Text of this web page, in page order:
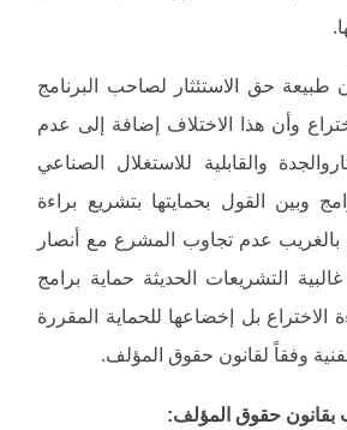
حق الاستئثار لصاحب البرنامج
وأن هذا الاختلاف إضافة إلى عدم
والقابلية للاستغلال الصناعي
وبين القول بحمايتها بتشريع براءة
بالغريب عدم تجاوب المشرع مع أنصار
التشريعات الحديثة حماية برامج
الاختراع بل إخضاعها للحماية المقررة
وفقاً لقانون حقوق المؤلف.
بقانون حقوق المؤلف: